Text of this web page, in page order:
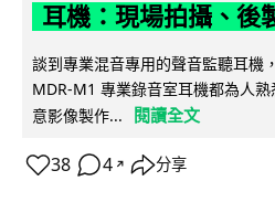
耳機：現場拍攝、後
談到專業混音專用的聲音監聽耳機
MDR-M1 專業錄音室耳機都為人
意影像製作...
閱讀全文
38 4 ↗ 分享